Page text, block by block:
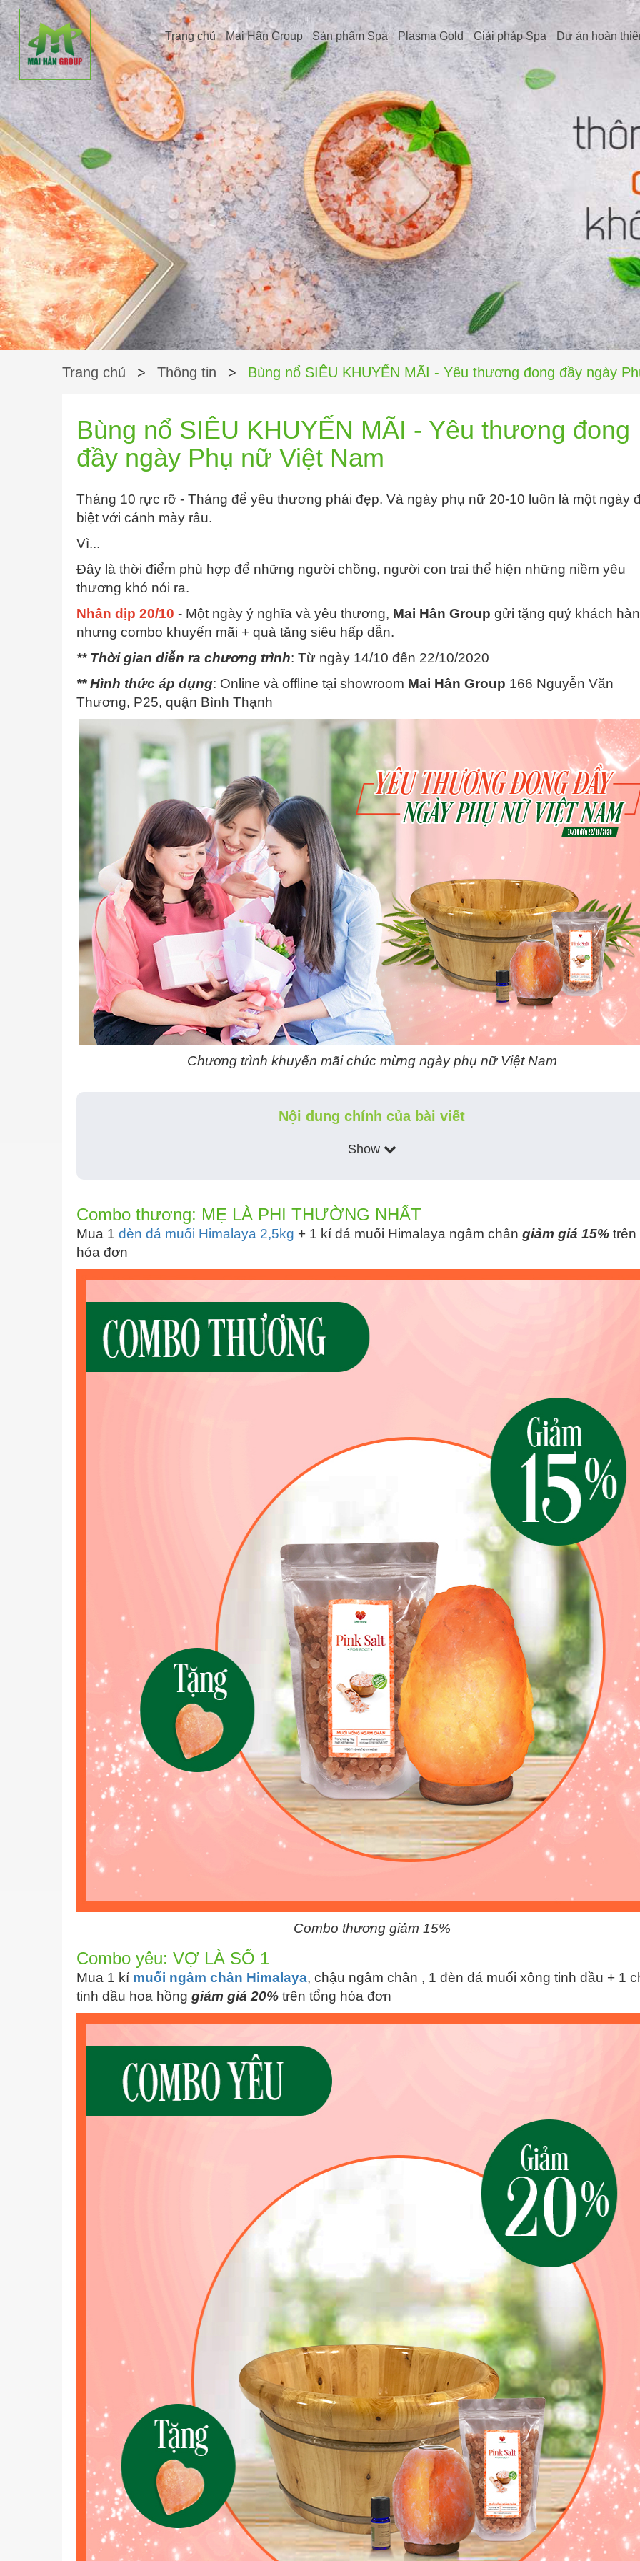
Trang chủ Mai Hân Group Sản phẩm Spa Plasma Gold Giải pháp Spa Dự án hoàn
Trang chủ > Thông tin > Bùng nổ SIÊU KHUYẾN MÃI - Yêu thương đong đầy ngày
Bùng nổ SIÊU KHUYẾN MÃI - Yêu thương đong
đầy ngày Phụ nữ Việt Nam
Tháng 10 rực rỡ - Tháng để yêu thương phái đẹp. Và ngày phụ nữ 20-10 luôn là một ngày
biệt với cánh mày râu.
Vì...
Đây là thời điểm phù hợp để những người chồng, người con trai thể hiện những niềm yêu
thương khó nói ra.
Nhân dịp 20/10 - Một ngày ý nghĩa và yêu thương, Mai Hân Group gửi tặng quý khách
nhưng combo khuyến mãi + quà tăng siêu hấp dẫn.
** Thời gian diễn ra chương trình: Từ ngày 14/10 đến 22/10/2020
** Hình thức áp dụng: Online và offline tại showroom Mai Hân Group 166 Nguyễn Văn
Thương, P25, quận Bình Thạnh
Chương trình khuyến mãi chúc mừng ngày phụ nữ Việt Nam
Nội dung chính của bài viết
Show
Combo thương: MẸ LÀ PHI THƯỜNG NHẤT
Mua 1 đèn đá muối Himalaya 2,5kg + 1 kí đá muối Himalaya ngâm chân giảm giá 15% trên
hóa đơn
Combo thương giảm 15%
Combo yêu: VỢ LÀ SỐ 1
Mua 1 kí muối ngâm chân Himalaya, chậu ngâm chân , 1 đèn đá muối xông tinh dầu + 1
tinh dầu hoa hồng giảm giá 20% trên tổng hóa đơn